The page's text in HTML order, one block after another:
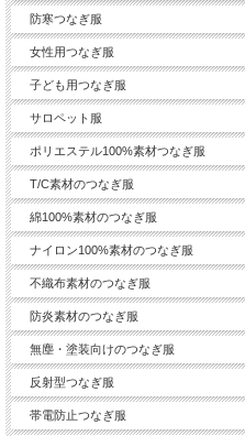
防寒つなぎ服
女性用つなぎ服
子ども用つなぎ服
サロペット服
ポリエステル100%素材つなぎ服
T/C素材のつなぎ服
綿100%素材のつなぎ服
ナイロン100%素材のつなぎ服
不織布素材のつなぎ服
防炎素材のつなぎ服
無塵・塗装向けのつなぎ服
反射型つなぎ服
帯電防止つなぎ服